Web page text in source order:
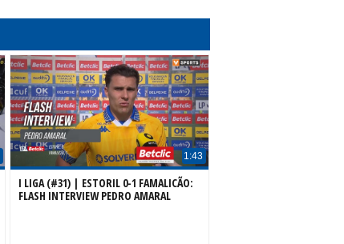
1:43
I LIGA (#31) | ESTORIL 0-1 FAMALICÃO:
FLASH INTERVIEW PEDRO AMARAL